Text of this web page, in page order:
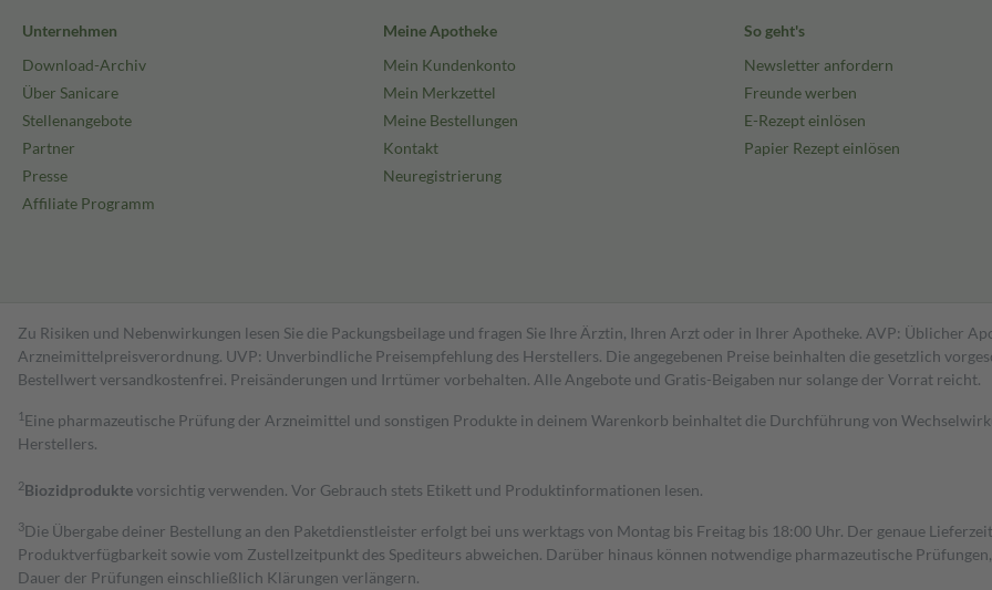
Unternehmen
Download-Archiv
Über Sanicare
Stellenangebote
Partner
Presse
Affiliate Programm
Meine Apotheke
Mein Kundenkonto
Mein Merkzettel
Meine Bestellungen
Kontakt
Neuregistrierung
So geht's
Newsletter anfordern
Freunde werben
E-Rezept einlösen
Papier Rezept einlösen
Zu Risiken und Nebenwirkungen lesen Sie die Packungsbeilage und fragen Sie Ihre Ärztin, Ihren Arzt oder in Ihrer Apotheke. AVP: Üblicher
Arzneimittelpreisverordnung. UVP: Unverbindliche Preisempfehlung des Herstellers. Die angegebenen Preise beinhalten die gesetzlich
Bestell­wert versand­kosten­frei. Preisänderungen und Irrtümer vorbehalten. Alle Angebote und Gratis-Beigaben nur solange der Vorrat reicht.
1 Eine pharmazeutische Prüfung der Arzneimittel und sonstigen Produkte in deinem Warenkorb beinhaltet die Durchführung von
Herstellers.
2Biozidproduktevorsichtig verwenden. Vor Gebrauch stets Etikett und Produktinformationen lesen.
3Die Übergabe deiner Bestellung an den Paketdienstleister erfolgt bei uns werktags von Montag bis Freitag bis 18:00 Uhr. Der genaue
Produktverfügbarkeit sowie vom Zustellzeitpunkt des Spediteurs abweichen. Darüber hinaus können notwendige pharmazeutische
Dauer der Prüfungen einschließlich Klärungen verlängern.